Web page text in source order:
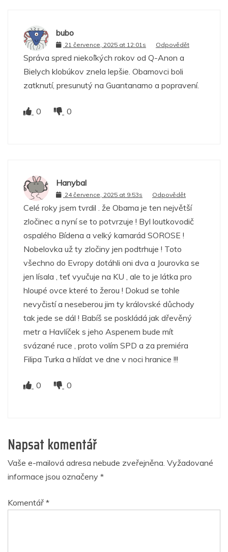
bubo
21 července, 2025 at 12:01s Odpovědět
Správa spred niekoľkých rokov od Q-Anon a
Bielych klobúkov znela lepšie. Obamovci boli
zatknutí, presunutý na Guantanamo a popravení.
0 0
Hanybal
24 července, 2025 at 9:53s Odpovědět
Celé roky jsem tvrdil . že Obama je ten největší
zločinec a nyní se to potvrzuje ! Byl loutkovodič
ospalého Bídena a velký kamarád SOROSE !
Nobelovka už ty zločiny jen podtrhuje ! Toto
všechno do Evropy dotáhli oni dva a Jourovka se
jen lísala , teť vyučuje na KU , ale to je látka pro
hloupé ovce které to žerou ! Dokud se tohle
nevyčistí a neseberou jim ty královské důchody
tak jede se dál ! Babíš se poskládá jak dřevěný
metr a Havlíček s jeho Aspenem bude mít
svázané ruce , proto volím SPD a za premiéra
Filipa Turka a hlídat ve dne v noci hranice !!!
0 0
Napsat komentář
Vaše e-mailová adresa nebude zveřejněna. Vyžadované
informace jsou označeny *
Komentář *